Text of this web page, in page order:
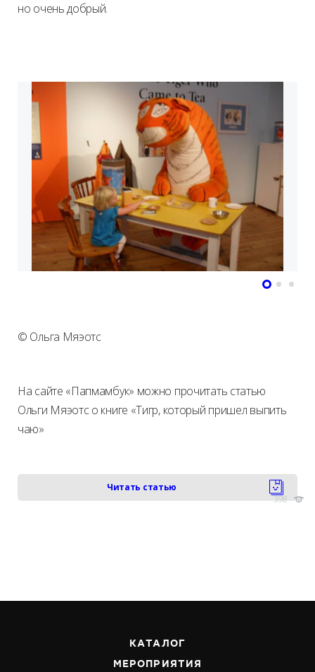
но очень добрый.
© Ольга Мяэотс
На сайте «Папмамбук» можно прочитать статью
Ольги Мяэотс о книге «Тигр, который пришел выпить
чаю»
Читать статью
398
КАТАЛОГ
МЕРОПРИЯТИЯ